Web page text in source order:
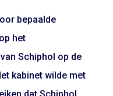
bepaalde
het
Schiphol op de
kabinet wilde met
dat Schiphol